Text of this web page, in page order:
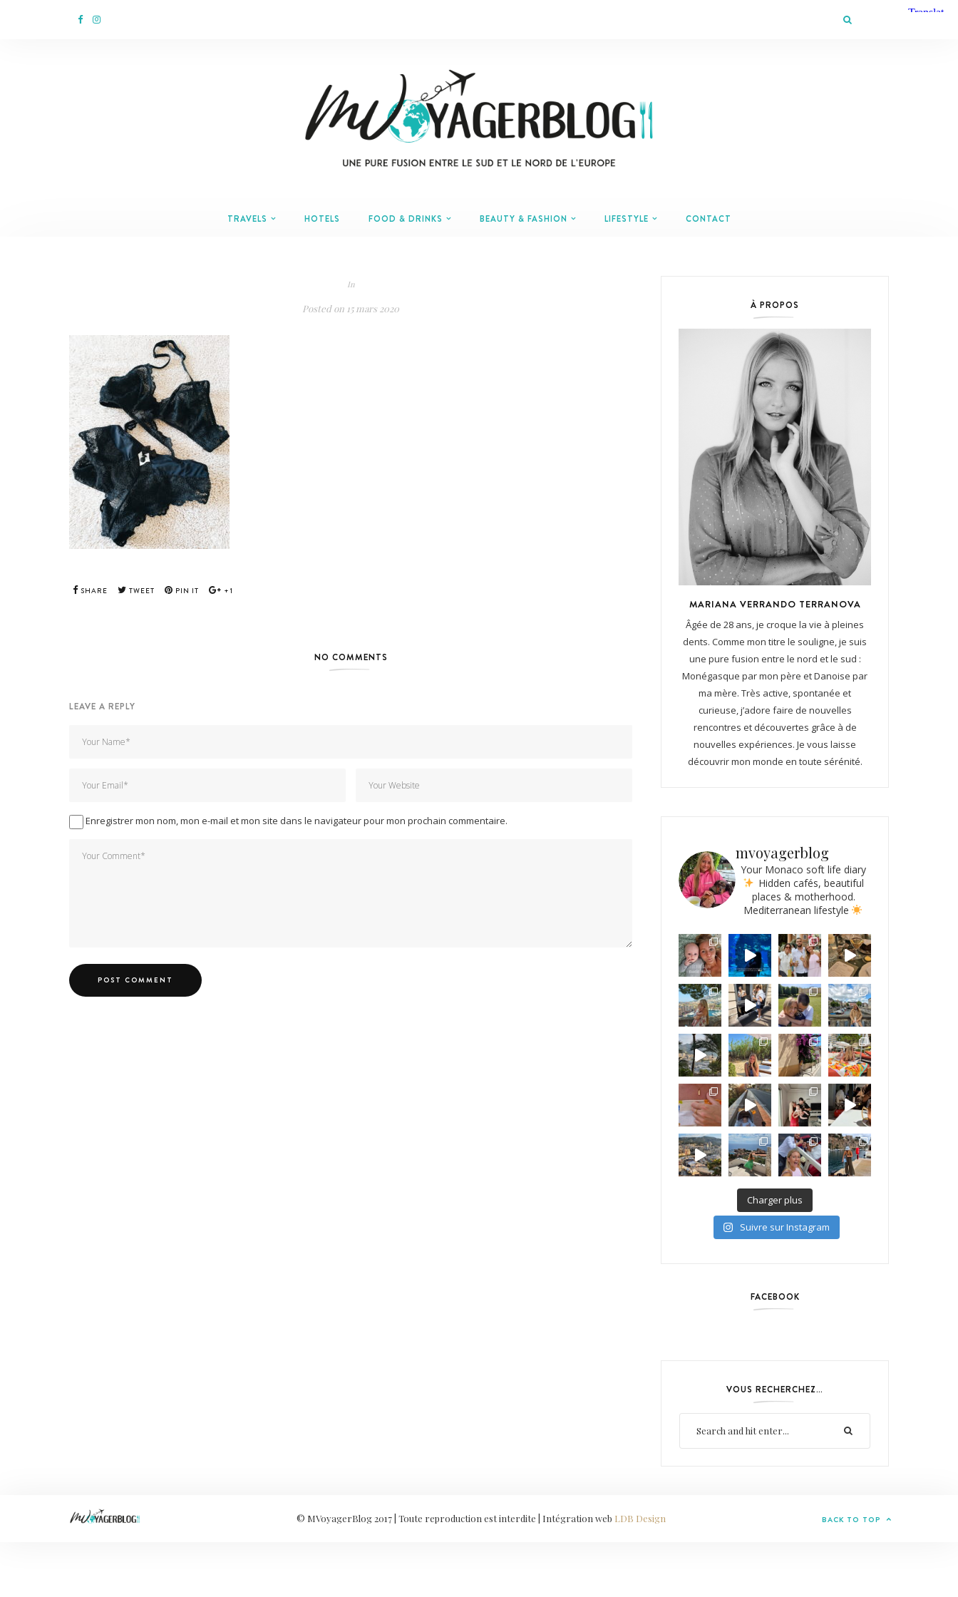
TRAVELS HOTELS FOOD & DRINKS BEAUTY & FASHION LIFESTYLE CONTACT
In
Posted on 15 mars 2020
SHARE TWEET PIN IT +1
NO COMMENTS
LEAVE A REPLY
Enregistrer mon nom, mon e-mail et mon site dans le navigateur pour mon prochain commentaire.
À PROPOS
MARIANA VERRANDO TERRANOVA
Âgée de 28 ans, je croque la vie à pleines
dents. Comme mon titre le souligne, je suis
une pure fusion entre le nord et le sud :
Monégasque par mon père et Danoise par
ma mère. Très active, spontanée et
curieuse, j’adore faire de nouvelles
rencontres et découvertes grâce à de
nouvelles expériences. Je vous laisse
découvrir mon monde en toute sérénité.
mvoyagerblog
Your Monaco soft life diary
Hidden cafés, beautiful
places & motherhood.
Mediterranean lifestyle
Charger plus
Suivre sur Instagram
FACEBOOK
VOUS RECHERCHEZ…
© MVoyagerBlog 2017 | Toute reproduction est interdite | Intégration web LDB Design BACK TO TOP